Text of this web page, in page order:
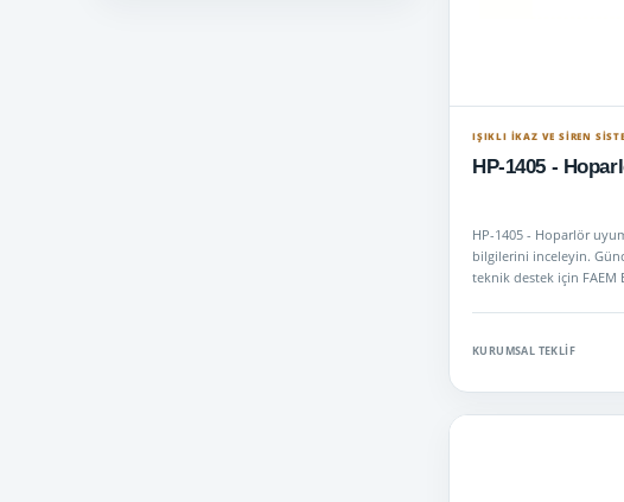
IŞIKLI İKAZ VE SİREN
HP-1405 -
HP-1405 - Hoparlör
bilgilerini inceleyin.
teknik destek için
KURUMSAL TEKLIF